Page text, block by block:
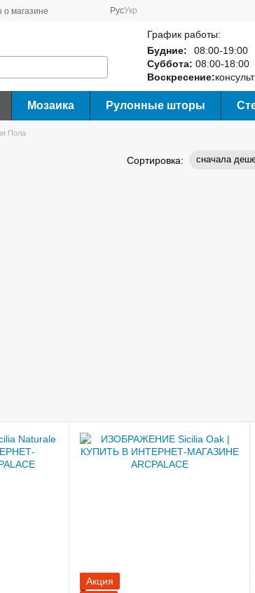
магазине РусУкр
График работы:
Будние:
08:00-19:00
Суббота: 08:00-18:00
Воскресение:
Мозаика Рулонные шторы
Пола
Сортировка: сначала
Акция